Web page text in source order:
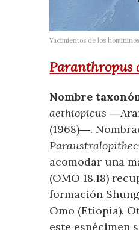
Yacimientos de los
Paranthropus
Nombre
aethiopicus
(1968)―.
acomodar una
(OMO 18.18)
formación
Omo (Etiopía).
este espécimen